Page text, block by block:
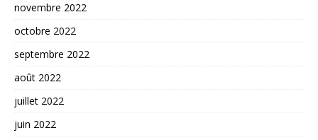
novembre 2022
octobre 2022
septembre 2022
août 2022
juillet 2022
juin 2022